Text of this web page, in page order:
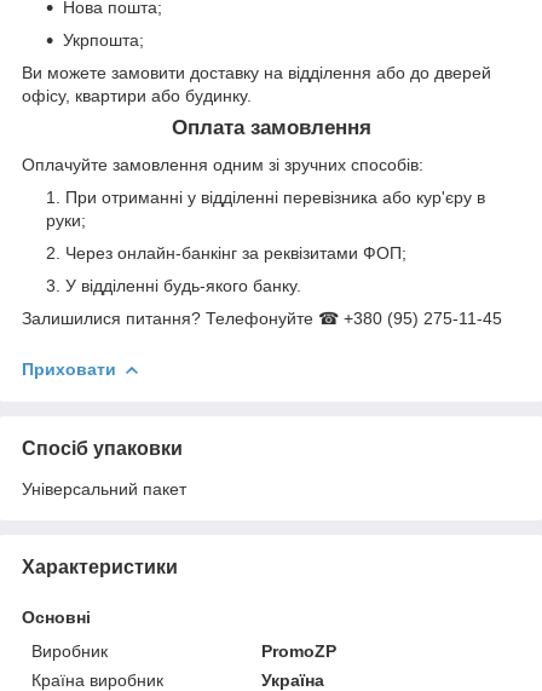
Нова пошта;
Укрпошта;
Ви можете замовити доставку на відділення або до дверей
офісу, квартири або будинку.
Оплата замовлення
Оплачуйте замовлення одним зі зручних способів:
При отриманні у відділенні перевізника або кур'єру в
руки;
Через онлайн-банкінг за реквізитами ФОП;
У відділенні будь-якого банку.
Залишилися питання? Телефонуйте ☎ +380 (95) 275-11-45
Приховати
Спосіб упаковки
Універсальний пакет
Характеристики
Основні
Виробник
PromoZP
Країна виробник
Україна